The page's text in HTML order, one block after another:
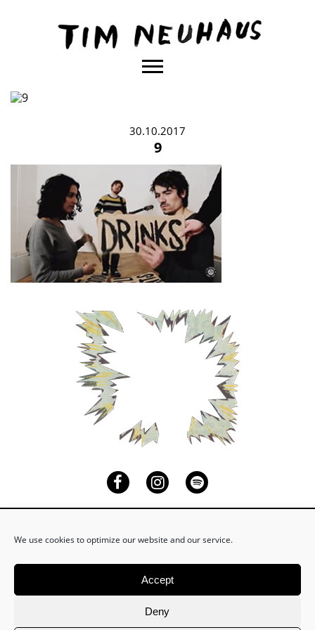
We use cookies to optimize our website and our service.
Accept
Deny
TIM
NEUHAUS
30.10.2017
9
FacebookInstagram
Spotify
Schicke mir eine Nachricht an
werden möchtest.